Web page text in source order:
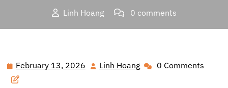
Linh Hoang
0 comments
February 13, 2026 February
Linh Hoang Linh 0 Comments